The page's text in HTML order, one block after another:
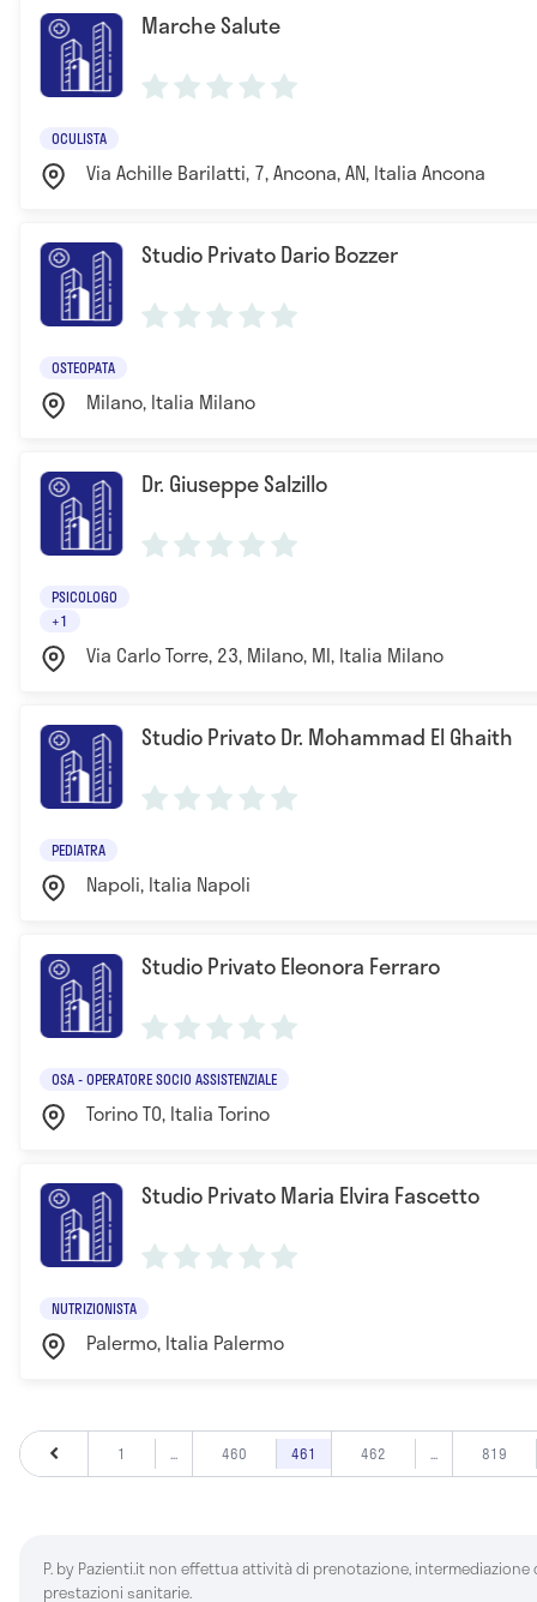
Marche Salute
OCULISTA
Via Achille Barilatti, 7, Ancona, AN, Italia Ancona
Studio Privato Dario Bozzer
OSTEOPATA
Milano, Italia Milano
Dr. Giuseppe Salzillo
PSICOLOGO
+1
Via Carlo Torre, 23, Milano, MI, Italia Milano
Studio Privato Dr. Mohammad El Ghaith
PEDIATRA
Napoli, Italia Napoli
Studio Privato Eleonora Ferraro
OSA - OPERATORE SOCIO ASSISTENZIALE
Torino TO, Italia Torino
Studio Privato Maria Elvira Fascetto
NUTRIZIONISTA
Palermo, Italia Palermo
1 ... 460 461 462 ... 819
P. by Pazienti.it non effettua attività di prenotazione,
prestazioni sanitarie.